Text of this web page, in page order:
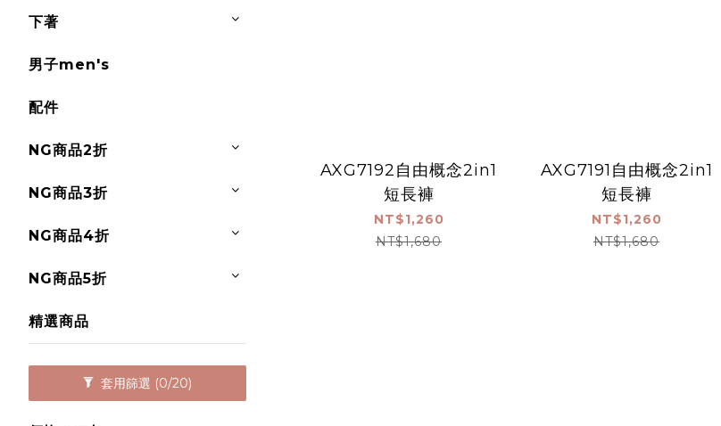
下著
男子men's
配件
NG商品2折
NG商品3折
NG商品4折
NG商品5折
精選商品
套用篩選 (0/20)
AXG7192自由概念2in1
短長褲
NT$1,260
NT$1,680
AXG7191自由概念2in1
短長褲
NT$1,260
NT$1,680